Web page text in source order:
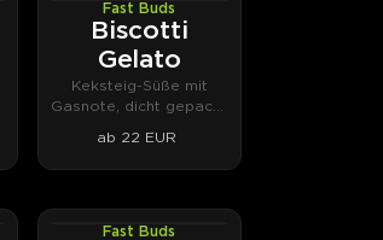
PHOTOFEM
Fast Buds
Biscotti
Gelato
Keksteig-Süße mit
Gasnote, dicht gepackt
ab 22 EUR
Fast Buds